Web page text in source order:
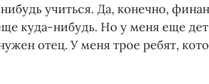
учиться. Да, конечно,
куда-нибудь. Но у меня еще
отец. У меня трое ребят,